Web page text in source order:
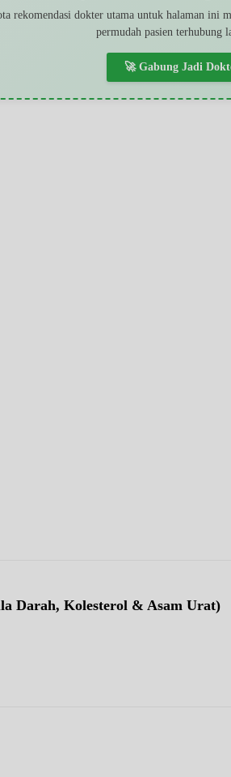
rekomendasi dokter utama untuk halaman ini
permudah pasien terhubung
🚀 Gabung Jadi
Darah, Kolesterol & Asam Urat)